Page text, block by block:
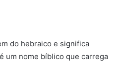
do hebraico e significa
um nome bíblico que carrega